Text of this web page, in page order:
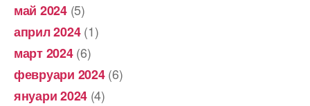
май 2024(5)
април 2024(1)
март 2024(6)
февруари 2024(6)
януари 2024 (4)